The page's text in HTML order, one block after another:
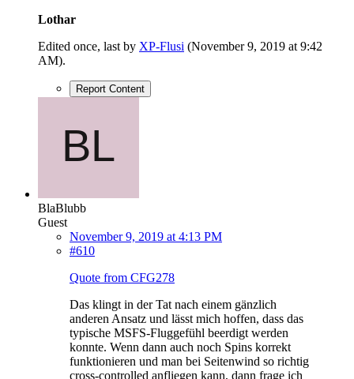
Lothar
Edited once, last by XP-Flusi (November 9, 2019 at 9:42
AM).
Report Content
BlaBlubb
Guest
November 9, 2019 at 4:13 PM
#610
Quote from CFG278
Das klingt in der Tat nach einem gänzlich
anderen Ansatz und lässt mich hoffen, dass das
typische MSFS-Fluggefühl beerdigt werden
konnte. Wenn dann auch noch Spins korrekt
funktionieren und man bei Seitenwind so richtig
cross-controlled anfliegen kann, dann frage ich